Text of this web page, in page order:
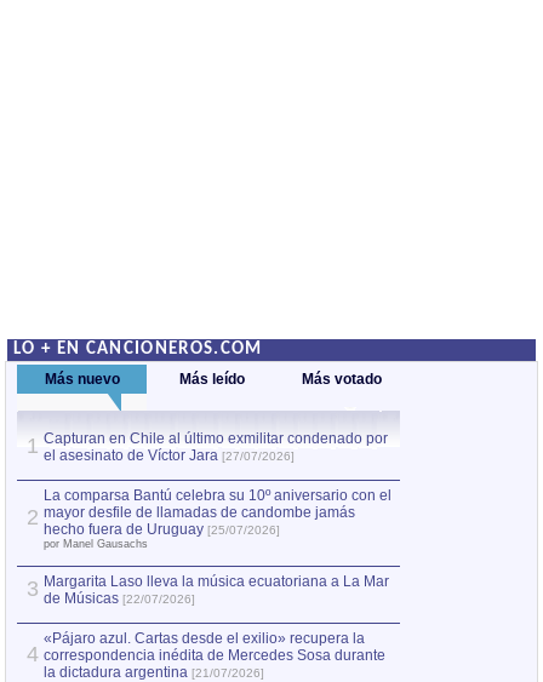
LO + EN CANCIONEROS.COM
Más nuevo Más leído Más votado
1 Capturan en Chile al último exmilitar condenado por
el asesinato de Víctor Jara [27/07/2026]
2
La comparsa Bantú celebra su 10º aniversario con el
mayor desfile de llamadas de candombe jamás
hecho fuera de Uruguay [25/07/2026]
por Manel Gausachs
3 Margarita Laso lleva la música ecuatoriana a La Mar
de Músicas [22/07/2026]
4
«Pájaro azul. Cartas desde el exilio» recupera la
correspondencia inédita de Mercedes Sosa durante
la dictadura argentina [21/07/2026]